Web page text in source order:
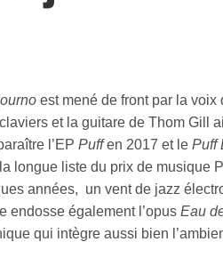
est mené de front par la voix
et la guitare de Thom Gill
l’EP Puffen 2017 et le Puff
longue liste du prix de musique
années, un vent de jazz
endosse également l’opus Eau
qui intègre aussi bien